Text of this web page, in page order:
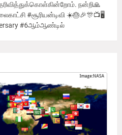
நன்றி🙏
#சூரியன்டிவி ☀️🎂🎉🎊📺🖥
#6ஆம்ஆண்டில்